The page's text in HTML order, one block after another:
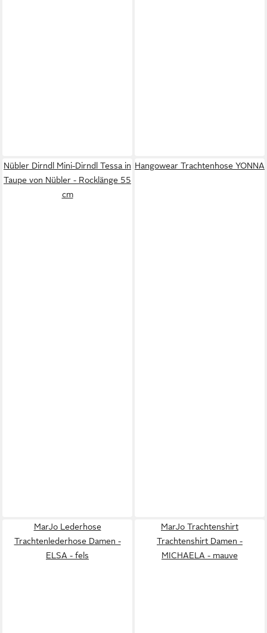
Nübler Dirndl Mini-Dirndl Tessa in
Taupe von Nübler - Rocklänge 55
cm
Hangowear Trachtenhose YONNA
MarJo Lederhose
Trachtenlederhose Damen -
ELSA - fels
MarJo Trachtenshirt
Trachtenshirt Damen -
MICHAELA - mauve